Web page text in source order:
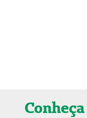
Conheça